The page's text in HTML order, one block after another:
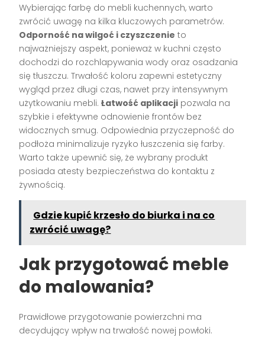
Wybierając farbę do mebli kuchennych, warto
zwrócić uwagę na kilka kluczowych parametrów.
Odporność na wilgoć i czyszczenie to
najważniejszy aspekt, ponieważ w kuchni często
dochodzi do rozchlapywania wody oraz osadzania
się tłuszczu. Trwałość koloru zapewni estetyczny
wygląd przez długi czas, nawet przy intensywnym
użytkowaniu mebli.Łatwość aplikacji pozwala na
szybkie i efektywne odnowienie frontów bez
widocznych smug. Odpowiednia przyczepność do
podłoża minimalizuje ryzyko łuszczenia się farby.
Warto także upewnić się, że wybrany produkt
posiada atesty bezpieczeństwa do kontaktu z
żywnością.
Gdzie kupić krzesło do biurka i na co
zwrócić uwagę?
Jak przygotować meble
do malowania?
Prawidłowe przygotowanie powierzchni ma
decydujący wpływ na trwałość nowej powłoki.